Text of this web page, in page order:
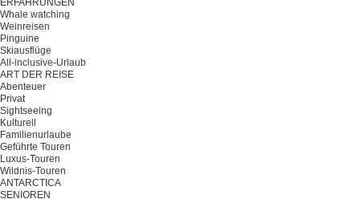
ERFAHRUNGEN
Whale watching
Weinreisen
Pinguine
Skiausflüge
All-inclusive-Urlaub
ART DER REISE
Abenteuer
Privat
Sightseeing
Kulturell
Familienurlaube
Geführte Touren
Luxus-Touren
Wildnis-Touren
ANTARCTICA
SENIOREN